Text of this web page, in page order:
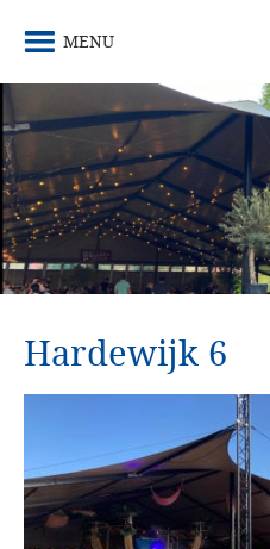
Hardewijk 6
MENU